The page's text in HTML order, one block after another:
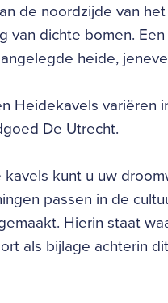
de noordzijde van
van dichte bomen.
heide,
Heidekavels variëren
De Utrecht.
kavels kunt u uw
passen in de
Hierin staat
als bijlage achterin